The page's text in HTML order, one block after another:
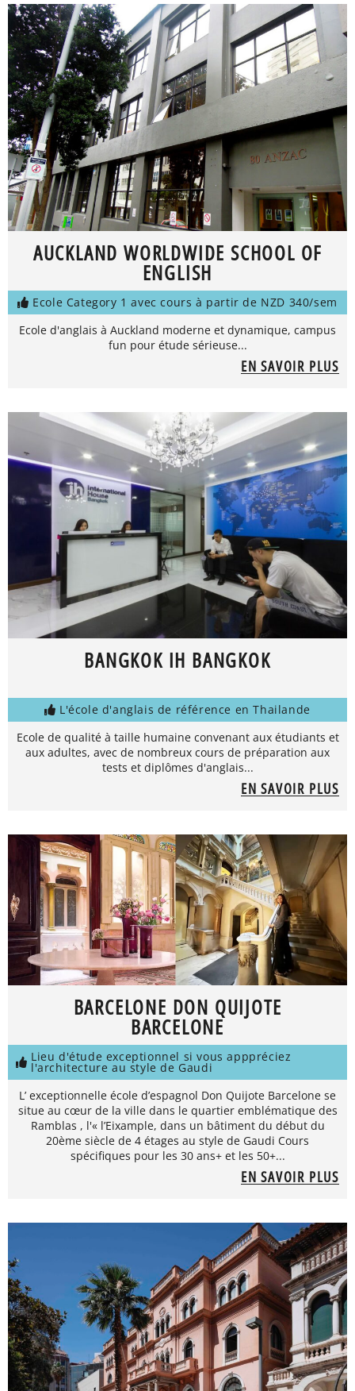
AUCKLAND WORLDWIDE SCHOOL OF
ENGLISH
Ecole Category 1 avec cours à partir de NZD 340/sem
Ecole d'anglais à Auckland moderne et dynamique, campus
fun pour étude sérieuse...
EN SAVOIR PLUS
BANGKOK IH BANGKOK
L'école d'anglais de référence en Thailande
Ecole de qualité à taille humaine convenant aux étudiants et
aux adultes, avec de nombreux cours de préparation aux
tests et diplômes d'anglais...
EN SAVOIR PLUS
BARCELONE DON QUIJOTE
BARCELONE
Lieu d'étude exceptionnel si vous apppréciez
l'architecture au style de Gaudi
L’ exceptionnelle école d’espagnol Don Quijote Barcelone se
situe au cœur de la ville dans le quartier emblématique des
Ramblas , l'« l’Eixample, dans un bâtiment du début du
20ème siècle de 4 étages au style de Gaudi Cours
spécifiques pour les 30 ans+ et les 50+...
EN SAVOIR PLUS